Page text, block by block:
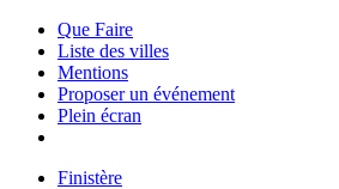
Que Faire
Liste des villes
Mentions
Proposer un événement
Plein écran
Finistère